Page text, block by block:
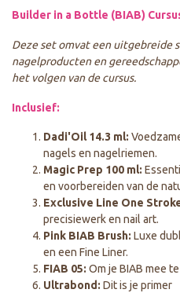
Builder in a Bottle (BIAB)
Deze set omvat een uitgebreide
nagelproducten en
het volgen van de cursus.
Inclusief:
Dadi'Oil 14.3 ml:
nagels en nagelriemen.
Magic Prep 100 ml:
en voorbereiden van de
Exclusive Line One
precisiewerk en nail art.
Pink BIAB Brush: Luxe
en een Fine Liner.
FIAB 05: Om je BIAB mee
Ultrabond: Dit is je primer